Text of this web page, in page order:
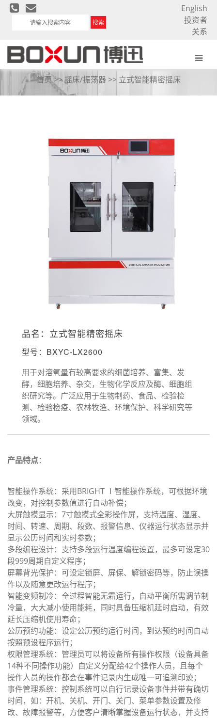
搜索
English
投资者
关系
立式智能精密摇床
首页>>摇床/振荡器 >> 立式智能精密摇床
品名：立式智能精密摇床
型号：BXYC-LX2600
用于对溶氧量有较高要求的细菌培养、富集、发
酵，细胞培养、杂交，生物化学反应及酶、细胞组
织研究等。广泛应用于生物制药、食品、检验检
测、检验检疫、农林牧渔、环境保护、科学研究等
领域。
产品特点：
智能操作系统：采用BRIGHT Ⅰ智能操作系统，可根据环境
改变，对控制参数值进行自动补偿；
大屏触摸显示：7寸触摸式全彩操作屏，支持温度、湿度、
时间、转速、周期、段数、报警信息、仪器运行状态显示并
显示公历时间和实时参数；
多段编程设计：支持多段运行温度编程设置，最多可设定30
段999周期自定义程序；
屏幕背光保护：可设定锁屏、屏保、解锁密码等，防止误操
作以及随意更改运行程序；
智能变频制冷：全过程智能无霜运行，自动平衡所需调节制
冷量，大大减小使用能耗，同时具备压缩机延时启动，有效
延长压缩机使用寿命；
公历预约功能：设定公历预约运行时间，到达预约时间自动
按照预设程序运行；
权限管理系统：管理员可以将设备所有操作权限（设备具备
14种不同操作功能）自定义分配给42个操作人员，且每个
操作人员的操作都会在事件记录内生成唯一可追溯印迹；
事件管理系统：控制系统可以自行记录设备事件并带有确切
时间，如：开机、关机、开门、关门、菜单参数设置及修
改、故障报警等，方便客户清晰掌握设备运行状态，并支持